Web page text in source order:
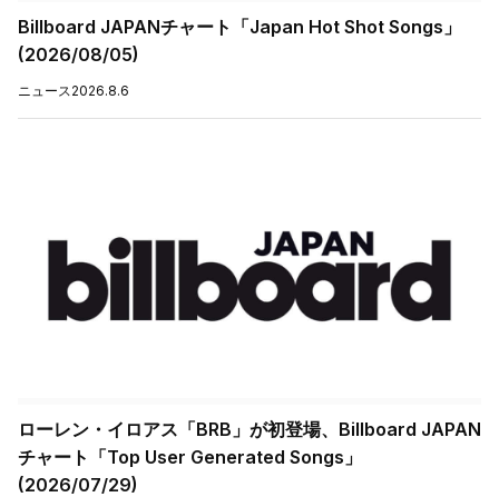
Billboard JAPANチャート「Japan Hot Shot Songs」
(2026/08/05)
ニュース2026.8.6
ローレン・イロアス「BRB」が初登場、Billboard JAPAN
チャート「Top User Generated Songs」
(2026/07/29)